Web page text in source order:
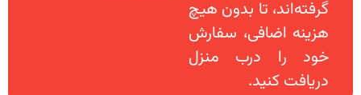
گرفته‌اند، تا بدون هیچ
هزینه اضافی، سفارش
خود را درب منزل
دریافت کنید.